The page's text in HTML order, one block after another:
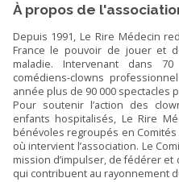
À propos de
Depuis 1991, Le Rire Médecin
France le pouvoir de jouer et
maladie. Intervenant dans
comédiens-clowns
année plus de 90 000 spectacles
Pour soutenir l’action des
enfants hospitalisés, Le Rire
bénévoles regroupés en
où intervient l’association. Le
mission d’impulser, de fédérer
qui contribuent au rayonnement